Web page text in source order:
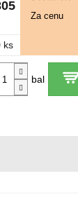
bal
ks
Za cenu